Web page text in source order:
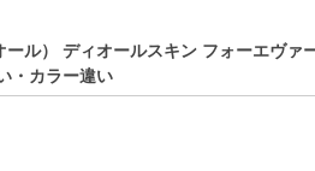
ル） ディオールスキン フォーエヴ
・カラー違い